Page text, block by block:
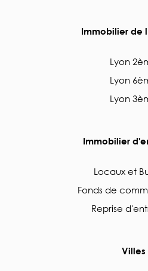
Immobilier de
Lyon
Lyon
Lyon
Immobilier
Locaux et
Fonds de
Reprise
Villes